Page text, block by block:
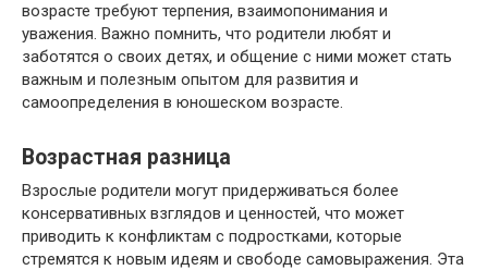
возрасте требуют терпения, взаимопонимания и
уважения. Важно помнить, что родители любят и
заботятся о своих детях, и общение с ними может стать
важным и полезным опытом для развития и
самоопределения в юношеском возрасте.
Возрастная разница
Взрослые родители могут придерживаться более
консервативных взглядов и ценностей, что может
приводить к конфликтам с подростками, которые
стремятся к новым идеям и свободе самовыражения. Эта